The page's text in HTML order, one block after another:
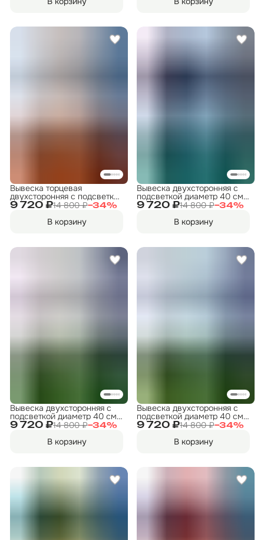
9 720 ₽14 800 ₽−34%
Вывеска торцевая
двухсторонняя с подсветкой
"Пиво" 5, диам. 40 см
В корзину
9 720 ₽14 800 ₽−34%
Вывеска двухсторонняя с
подсветкой диаметр 40 см.
"Прокат инструмента" 1
В корзину
9 720 ₽14 800 ₽−34%
Вывеска двухсторонняя с
подсветкой диаметр 40 см.
"Прокат велосипедов" 1
В корзину
9 720 ₽14 800 ₽−34%
Вывеска двухсторонняя с
подсветкой диаметр 40 см.
"Прокат коньков" 1
В корзину